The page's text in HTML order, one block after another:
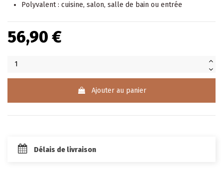
Polyvalent : cuisine, salon, salle de bain ou entrée
56,90 €
Ajouter au panier
Délais de livraison